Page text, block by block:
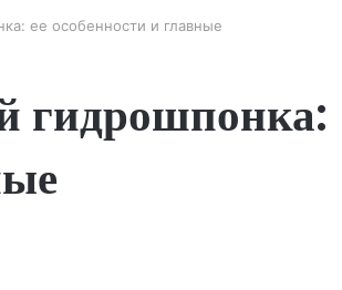
ее особенности и главные
гидрошпонка: